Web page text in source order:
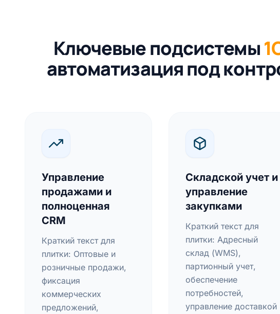
Ключевые подсистемы
автоматизация под
Управление
продажами и
полноценная
CRM
Краткий текст для
плитки: Оптовые и
розничные продажи,
фиксация
коммерческих
предложений,
Складской учет и
управление
закупками
Краткий текст для
плитки: Адресный
склад (WMS),
партионный учет,
обеспечение
потребностей,
управление доставкой